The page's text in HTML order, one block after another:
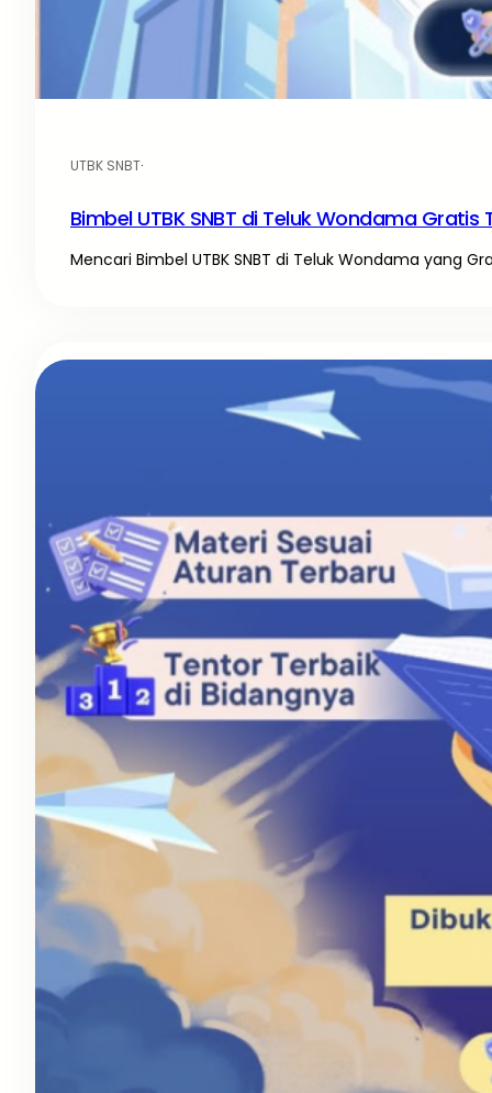
UTBK SNBT·
Bimbel UTBK SNBT di Teluk Wondama Gratis
Mencari Bimbel UTBK SNBT di Teluk Wondama yang